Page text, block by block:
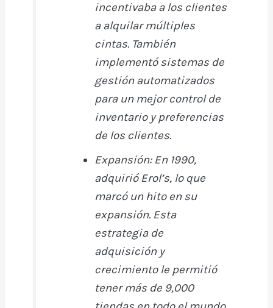
incentivaba a los clientes
a alquilar múltiples
cintas. También
implementó sistemas de
gestión automatizados
para un mejor control de
inventario y preferencias
de los clientes.
Expansión:En 1990,
adquirió Erol’s, lo que
marcó un hito en su
expansión. Esta
estrategia de
adquisición y
crecimiento le permitió
tener más de 9,000